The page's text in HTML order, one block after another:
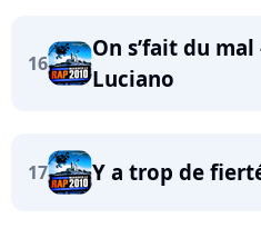
16
On s’fait du
Luciano
17 Y a trop de